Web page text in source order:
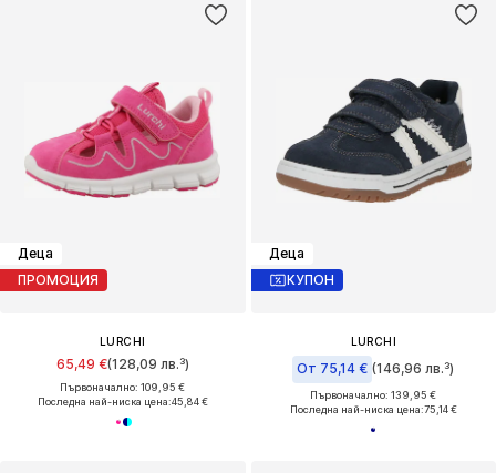
Деца
ПРОМОЦИЯ
LURCHI
65,49 €(128,09 лв.³)
Първоначално: 109,95 €
Последна най-ниска цена:45,84 €
Деца
КУПОН
LURCHI
От 75,14 € (146,96 лв.³)
Първоначално: 139,95 €
Последна най-ниска цена:75,14 €